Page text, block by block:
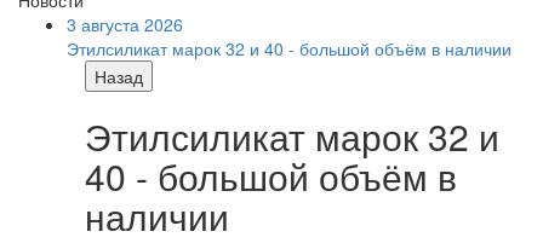
3 августа 2026
Этилсиликат марок 32 и 40 - большой объём в наличии
Назад
Этилсиликат марок 32 и
40 - большой объём в
наличии